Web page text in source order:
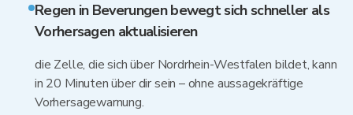
Regen in Beverungen bewegt sich schneller als
Vorhersagen aktualisieren
die Zelle, die sich über Nordrhein-Westfalen bildet, kann
in 20 Minuten über dir sein – ohne aussagekräftige
Vorhersagewarnung.